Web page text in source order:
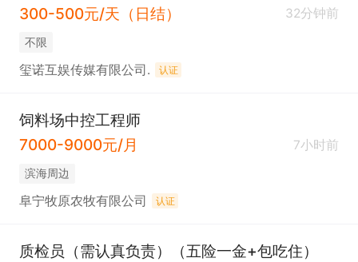
300-500元/天（日结）
32分钟前
不限
玺诺互娱传媒有限公司. 认证
饲料场中控工程师
7000-9000元/月
7小时前
滨海周边
阜宁牧原农牧有限公司 认证
质检员（需认真负责）（五险一金+包吃住）